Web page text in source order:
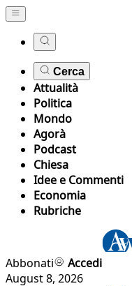
Cerca
Attualità
Politica
Mondo
Agorà
Podcast
Chiesa
Idee e Commenti
Economia
Rubriche
Abbonati
Accedi
August 8, 2026